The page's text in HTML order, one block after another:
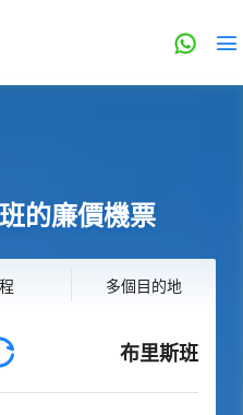
的廉價機票
多個目的地
布里斯班